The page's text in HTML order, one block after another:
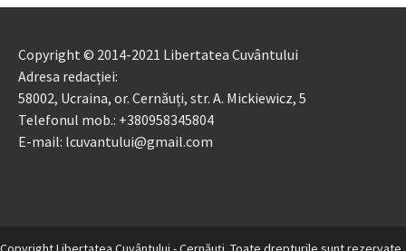
Copyright © 2014-2021 Libertatea Cuvântului
Adresa redacției:
58002, Ucraina, or. Cernăuți, str. A. Mickiewicz, 5
Telefonul mob.: +380958345804
E-mail: lcuvantului@gmail.com